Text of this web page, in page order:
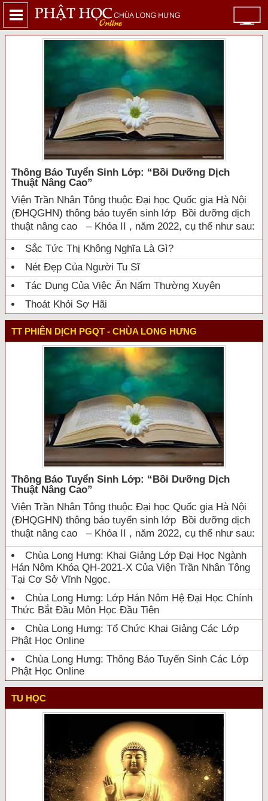
Thông Báo Tuyển Sinh Lớp: “bồi Dưỡng Dịch
Thuật Nâng Cao”
Viện Trần Nhân Tông thuộc Đại học Quốc gia Hà Nội
(ĐHQGHN) thông báo tuyển sinh lớp Bồi dưỡng dịch
thuật nâng cao – Khóa II , năm 2022, cụ thể như sau:
Sắc Tức Thị Không Nghĩa Là Gì?
Nét Đẹp Của Người Tu Sĩ
Tác Dụng Của Việc Ăn Nấm Thường Xuyên
Thoát Khỏi Sợ Hãi
TT PHIÊN DỊCH PGQT - CHÙA LONG HƯNG
Thông Báo Tuyển Sinh Lớp: “bồi Dưỡng Dịch
Thuật Nâng Cao”
Viện Trần Nhân Tông thuộc Đại học Quốc gia Hà Nội
(ĐHQGHN) thông báo tuyển sinh lớp Bồi dưỡng dịch
thuật nâng cao – Khóa II , năm 2022, cụ thể như sau:
Chùa Long Hưng: Khai Giảng Lớp Đại Học Ngành
Hán Nôm Khóa QH-2021-X Của Viện Trần Nhân Tông
Tại Cơ Sở Vĩnh Ngọc.
Chùa Long Hưng: Lớp Hán Nôm Hệ Đại Học Chính
Thức Bắt Đầu Môn Học Đầu Tiên
Chùa Long Hưng: Tổ Chức Khai Giảng Các Lớp
Phật Học Online
Chùa Long Hưng: Thông Báo Tuyển Sinh Các Lớp
Phật Học Online
TU HỌC